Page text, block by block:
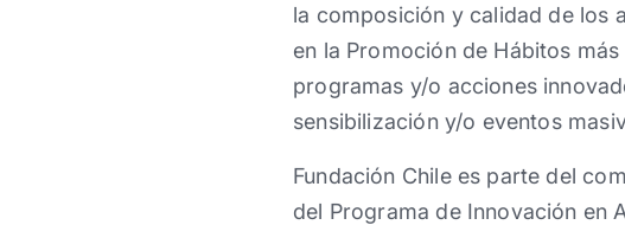
la composición y calidad de los
en la Promoción de Hábitos
programas y/o acciones
sensibilización y/o eventos
Fundación Chile es parte del
del Programa de Innovación en